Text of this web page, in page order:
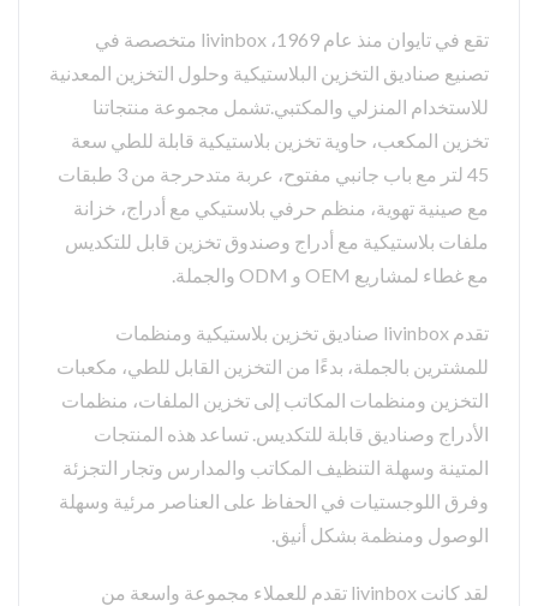
تقع في تايوان منذ عام 1969، livinbox متخصصة في
تصنيع صناديق التخزين البلاستيكية وحلول التخزين المعدنية
للاستخدام المنزلي والمكتبي.تشمل مجموعة منتجاتنا
تخزين المكعب، حاوية تخزين بلاستيكية قابلة للطي سعة
45 لتر مع باب جانبي مفتوح، عربة متدحرجة من 3 طبقات
مع صينية تهوية، منظم حرفي بلاستيكي مع أدراج، خزانة
ملفات بلاستيكية مع أدراج وصندوق تخزين قابل للتكديس
مع غطاء لمشاريع OEM و ODM والجملة.
تقدم livinbox صناديق تخزين بلاستيكية ومنظمات
للمشترين بالجملة، بدءًا من التخزين القابل للطي، مكعبات
التخزين ومنظمات المكاتب إلى تخزين الملفات، منظمات
الأدراج وصناديق قابلة للتكديس. تساعد هذه المنتجات
المتينة وسهلة التنظيف المكاتب والمدارس وتجار التجزئة
وفرق اللوجستيات في الحفاظ على العناصر مرئية وسهلة
الوصول ومنظمة بشكل أنيق.
لقد كانت livinbox تقدم للعملاء مجموعة واسعة من